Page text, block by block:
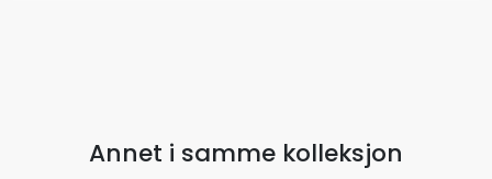
Annet i samme kolleksjon